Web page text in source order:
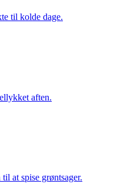
til kolde dage.
aften.
at spise grøntsager.